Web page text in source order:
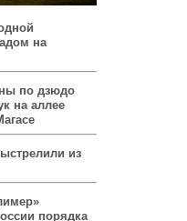
на
по дзюдо
на аллее
из
порядка